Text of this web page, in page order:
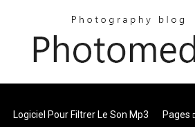
Logiciel Pour Filtrer Le Son Mp3 Pages